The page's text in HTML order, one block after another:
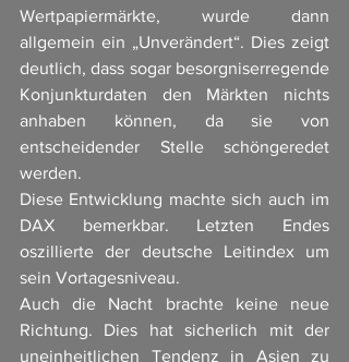
Wertpapiermärkte, wurde dann
allgemein ein „Unverändert“. Dies zeigt
deutlich, dass sogar besorgniserregende
Konjunkturdaten den Märkten nichts
anhaben können, da sie von
entscheidender Stelle schöngeredet
werden.
Diese Entwicklung machte sich auch im
DAX bemerkbar. Letzten Endes
oszillierte der deutsche Leitindex um
sein Vortagesniveau.
Auch die Nacht brachte keine neue
Richtung. Dies hat sicherlich mit der
uneinheitlichen Tendenz in Asien zu